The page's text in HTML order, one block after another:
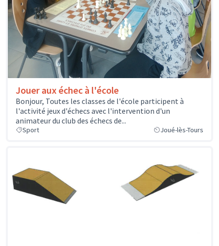
Jouer aux échec à l'école
Bonjour, Toutes les classes de l'école participent à
l'activité jeux d'échecs avec l'intervention d'un
animateur du club des échecs de...
Sport Joué-lès-Tours